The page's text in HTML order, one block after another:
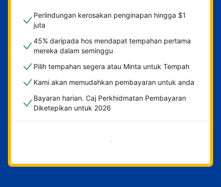
Perlindungan kerosakan penginapan hingga $1
juta
45% daripada hos mendapat tempahan pertama
mereka dalam seminggu
Pilih tempahan segera atau Minta untuk Tempah
Kami akan memudahkan pembayaran untuk anda
Bayaran harian. Caj Perkhidmatan Pembayaran
Diketepikan untuk 2026
Mulakan sekarang